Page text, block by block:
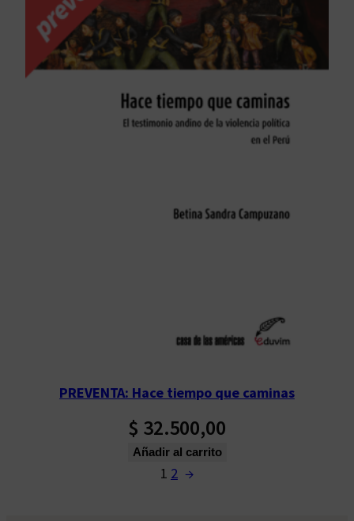
PREVENTA: Hace tiempo que caminas
$ 32.500,00
Añadir al carrito
1 2 →